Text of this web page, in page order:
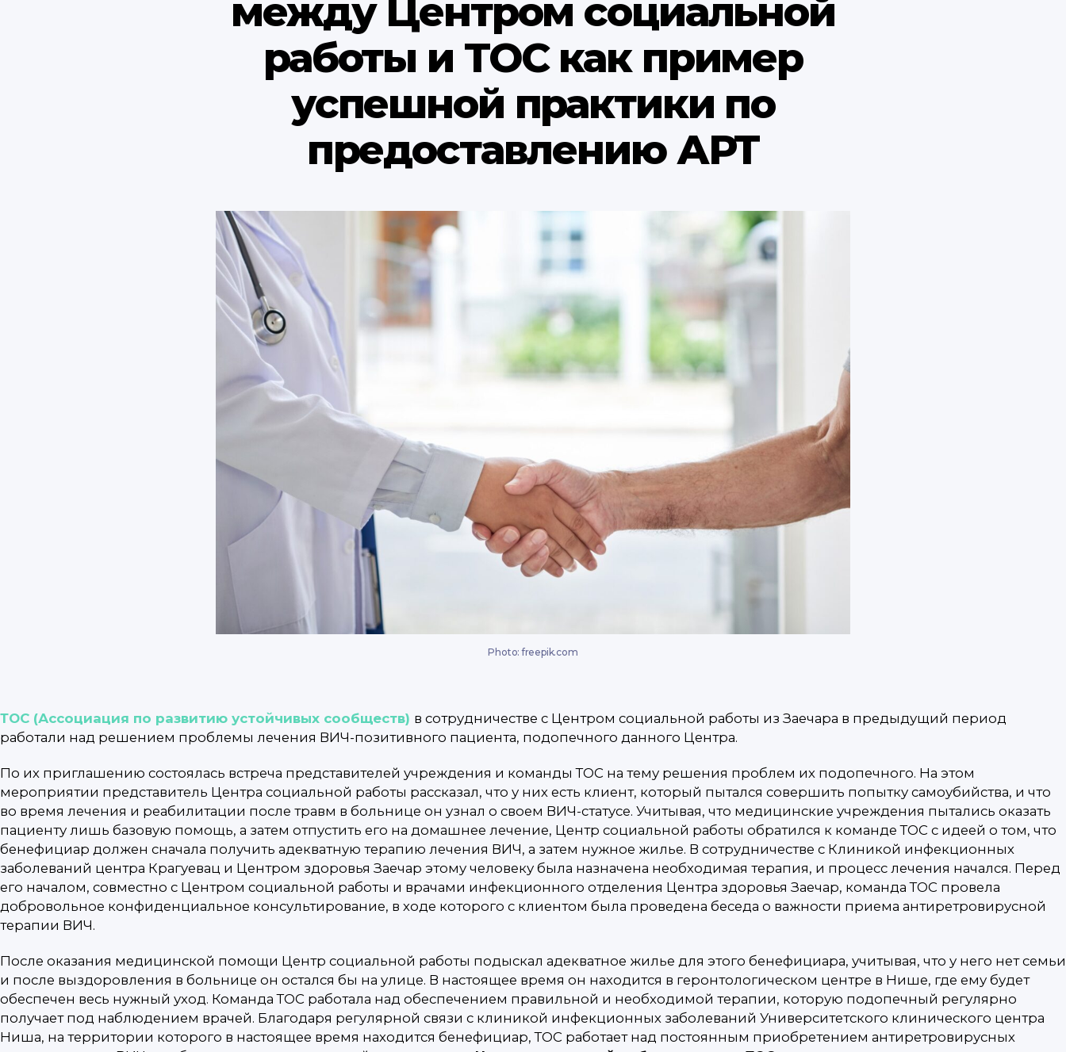
между Центром социальной
работы и ТОС как пример
успешной практики по
предоставлению АРТ
Photo: freepik.com
ТОС (Ассоциация по развитию устойчивых сообществ) в сотрудничестве с Центром социальной работы из Заечара в предыдущий период
работали над решением проблемы лечения ВИЧ-позитивного пациента, подопечного данного Центра.
По их приглашению состоялась встреча представителей учреждения и команды ТОС на тему решения проблем их подопечного. На этом
мероприятии представитель Центра социальной работы рассказал, что у них есть клиент, который пытался совершить попытку самоубийства, и что
во время лечения и реабилитации после травм в больнице он узнал о своем ВИЧ-статусе. Учитывая, что медицинские учреждения пытались оказать
пациенту лишь базовую помощь, а затем отпустить его на домашнее лечение, Центр социальной работы обратился к команде ТОС с идеей о том, что
бенефициар должен сначала получить адекватную терапию лечения ВИЧ, а затем нужное жилье. В сотрудничестве с Клиникой инфекционных
заболеваний центра Крагуевац и Центром здоровья Заечар этому человеку была назначена необходимая терапия, и процесс лечения начался. Перед
его началом, совместно с Центром социальной работы и врачами инфекционного отделения Центра здоровья Заечар, команда ТОС провела
добровольное конфиденциальное консультирование, в ходе которого с клиентом была проведена беседа о важности приема антиретровирусной
терапии ВИЧ.
После оказания медицинской помощи Центр социальной работы подыскал адекватное жилье для этого бенефициара, учитывая, что у него нет семьи
и после выздоровления в больнице он остался бы на улице. В настоящее время он находится в геронтологическом центре в Нише, где ему будет
обеспечен весь нужный уход. Команда ТОС работала над обеспечением правильной и необходимой терапии, которую подопечный регулярно
получает под наблюдением врачей. Благодаря регулярной связи с клиникой инфекционных заболеваний Университетского клинического центра
Ниша, на территории которого в настоящее время находится бенефициар, ТОС работает над постоянным приобретением антиретровирусных